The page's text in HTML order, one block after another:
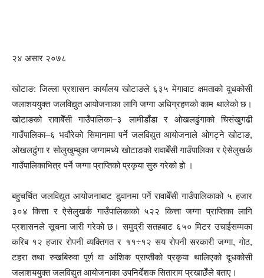
२४ असार २०७८
खोटाङ:जिल्ला प्रशासन कार्यालय खोटाङले ६३५ मेगावाट क्षमताको दूधकोसी
जलाशययुक्त जलविद्युत आयोजनाका लागि जग्गा अधिग्रहणको काम थालेको छ।
खोटाङको रावाबेँसी गाउँपालिका–३ लामीडाँडा र ओखलढुंगाको चिसंखुगढी
गाउँपालिका–६ भदौरेको सिमानामा पर्ने जलविद्युत आयोजनाले ओगट्ने खोटाङ,
ओखलढुंगा र सोलुखुम्बुका जग्गामध्ये खोटाङको रावाबेँसी गाउँपालिका र ऐसेलुखर्क
गाउँपालिकाभित्र पर्ने जग्गा प्राप्तिको प्रकृया सुरु गरेको हो ।
बहुचर्चित जलविद्युत आयोजनाबाट डुवानमा पर्ने रावाबेँसी गाउँपालिकाको ५ हजार
३०४ कित्ता र ऐसेलुखर्क गाउँपालिकाको ५२२ कित्ता जग्गा प्राप्तिका लागि
प्रशासनले सूचना जारी गरेको छ। समुद्री सतहबाट ६५० मिटर उचाईसम्मका
करिब १२ हजार रोपनी व्यक्तिगत र ११÷१२ सय रोपनी सरकारी जग्गा, गोठ,
टहरा तथा रुखबिरुवा पूर्ण वा आंशिक प्राप्तीको प्रकृया थालिएको दूधकोसी
जलाशययुक्त जलविद्युत आयोजनाका उपनिर्देशक सिताराम प्रखाछेँले बताए।